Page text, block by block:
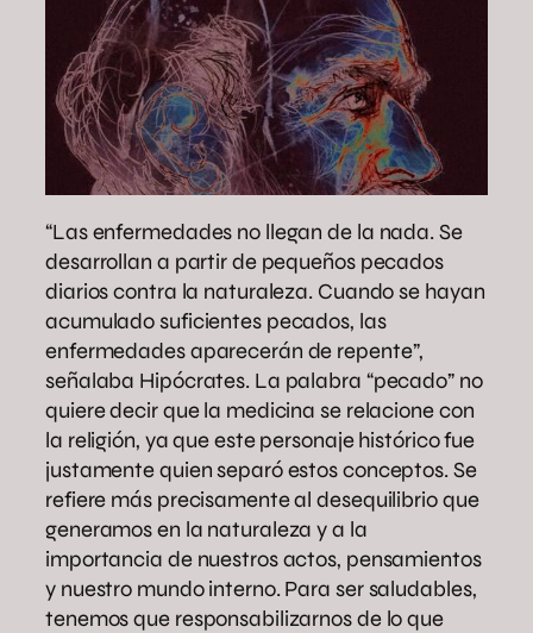
“Las enfermedades no llegan de la nada. Se
desarrollan a partir de pequeños pecados
diarios contra la naturaleza. Cuando se hayan
acumulado suficientes pecados, las
enfermedades aparecerán de repente”,
señalaba Hipócrates. La palabra “pecado” no
quiere decir que la medicina se relacione con
la religión, ya que este personaje histórico fue
justamente quien separó estos conceptos. Se
refiere más precisamente al desequilibrio que
generamos en la naturaleza y a la
importancia de nuestros actos, pensamientos
y nuestro mundo interno. Para ser saludables,
tenemos que responsabilizarnos de lo que